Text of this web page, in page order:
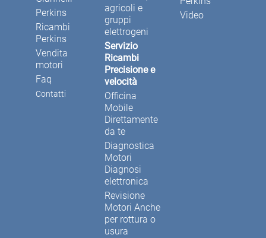
Perkins
Ricambi
Perkins
Vendita
motori
Faq
Contatti
agricoli e
gruppi
elettrogeni
Servizio
Ricambi
Precisione e
velocità
Officina
Mobile
Direttamente
da te
Diagnostica
Motori
Diagnosi
elettronica
Revisione
Motori Anche
per rottura o
usura
Video